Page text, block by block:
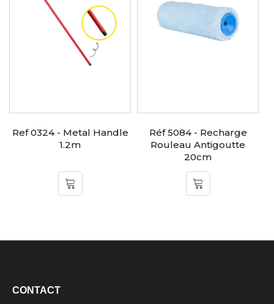
Ref 0324 - Metal Handle
1.2m
Réf 5084 - Recharge
Rouleau Antigoutte
20cm
CONTACT